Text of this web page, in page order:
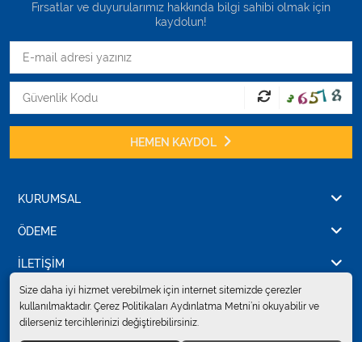
Fırsatlar ve duyurularımız hakkında bilgi sahibi olmak için
kaydolun!
HEMEN KAYDOL
KURUMSAL
ÖDEME
İLETİŞİM
© 2024Erkent Sağlık Ürünleri Pazarlama San.ve Tic. Ltd.Şti.
Size daha iyi hizmet verebilmek için internet sitemizde çerezler
kullanılmaktadır. Çerez Politikaları Aydınlatma Metni’ni okuyabilir ve
dilerseniz tercihlerinizi değiştirebilirsiniz.